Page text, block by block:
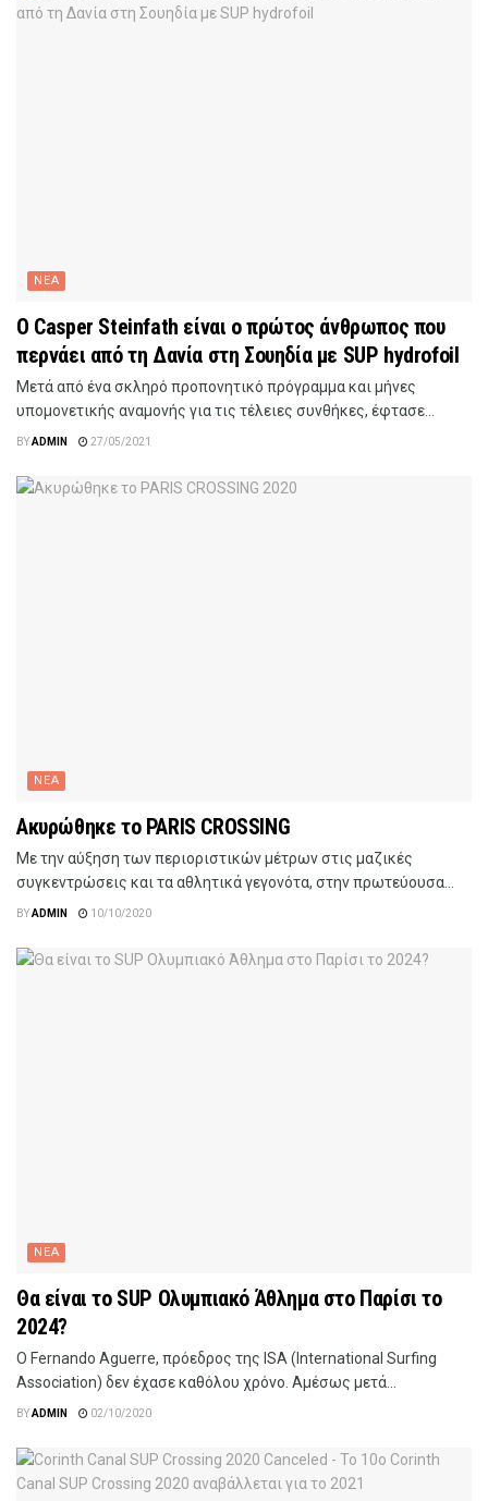
ΝΕΑ
Ο Casper Steinfath είναι ο πρώτος άνθρωπος που
περνάει από τη Δανία στη Σουηδία με SUP hydrofoil
Μετά από ένα σκληρό προπονητικό πρόγραμμα και μήνες
υπομονετικής αναμονής για τις τέλειες συνθήκες, έφτασε...
BYADMIN 27/05/2021
ΝΕΑ
Ακυρώθηκε το PARIS CROSSING
Με την αύξηση των περιοριστικών μέτρων στις μαζικές
συγκεντρώσεις και τα αθλητικά γεγονότα, στην πρωτεύουσα...
BYADMIN 10/10/2020
ΝΕΑ
Θα είναι το SUP Ολυμπιακό Άθλημα στο Παρίσι το
2024?
Ο Fernando Aguerre, πρόεδρος της ISA (International Surfing
Association) δεν έχασε καθόλου χρόνο. Αμέσως μετά...
BYADMIN 02/10/2020